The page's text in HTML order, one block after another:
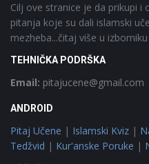
Cilj ove stranice je da prikupi i
pitanja koje su dali islamski
mezheba...čitaj više u
TEHNIČKA PODRŠKA
Email: pitajucene@gmail.com
ANDROID
Pitaj Učene | Islamski Kviz |
Tedžvid | Kur'anske Poruke |